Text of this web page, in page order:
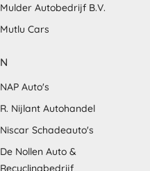
Mulder Autobedrijf B.V.
Mutlu Cars
N
NAP Auto's
R. Nijlant Autohandel
Niscar Schadeauto's
De Nollen Auto &
Recyclingbedrijf